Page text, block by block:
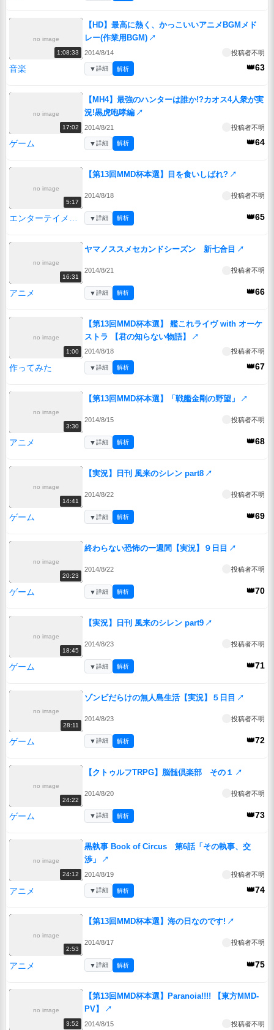
no image
1:08:33
【HD】最高に熱く、かっこいいアニメBGMメド
レー(作業用BGM) ↗
2014/8/14 投稿者不明
音楽 👑63
▼詳細 解析
no image
17:02
【MH4】最強のハンターは誰か!?カオス4人衆が実
況!黒虎咆哮編 ↗
2014/8/21 投稿者不明
ゲーム 👑64
▼詳細 解析
no image
5:17
【第13回MMD杯本選】目を食いしばれ? ↗
2014/8/18 投稿者不明
👑65
▼詳細 解析
no image
16:31
ヤマノススメセカンドシーズン 新七合目 ↗
2014/8/21 投稿者不明
アニメ 👑66
▼詳細 解析
no image
1:00
【第13回MMD杯本選】 艦これライヴ with オーケ
ストラ 【君の知らない物語】
↗
2014/8/18 投稿者不明
作ってみた 👑67
▼詳細 解析
no image
3:30
【第13回MMD杯本選】「戦艦金剛の野望」 ↗
2014/8/15 投稿者不明
アニメ 👑68
▼詳細 解析
no image
14:41
【実況】日刊 風来のシレン part8 ↗
2014/8/22 投稿者不明
ゲーム 👑69
▼詳細 解析
no image
20:23
終わらない恐怖の一週間【実況】９日目 ↗
2014/8/22 投稿者不明
ゲーム 👑70
▼詳細 解析
no image
18:45
【実況】日刊 風来のシレン part9 ↗
2014/8/23 投稿者不明
ゲーム 👑71
▼詳細 解析
no image
28:11
ゾンビだらけの無人島生活【実況】５日目 ↗
2014/8/23 投稿者不明
ゲーム 👑72
▼詳細 解析
no image
24:22
【クトゥルフTRPG】脳髄倶楽部 その１ ↗
2014/8/20 投稿者不明
ゲーム 👑73
▼詳細 解析
no image
24:12
黒執事 Book of Circus 第6話「その執事、交
渉」
↗
2014/8/19 投稿者不明
アニメ 👑74
▼詳細 解析
no image
2:53
【第13回MMD杯本選】海の日なのです! ↗
2014/8/17 投稿者不明
アニメ 👑75
▼詳細 解析
no image
3:52
【第13回MMD杯本選】Paranoia!!!! 【東方MMD-
PV】
↗
2014/8/15 投稿者不明